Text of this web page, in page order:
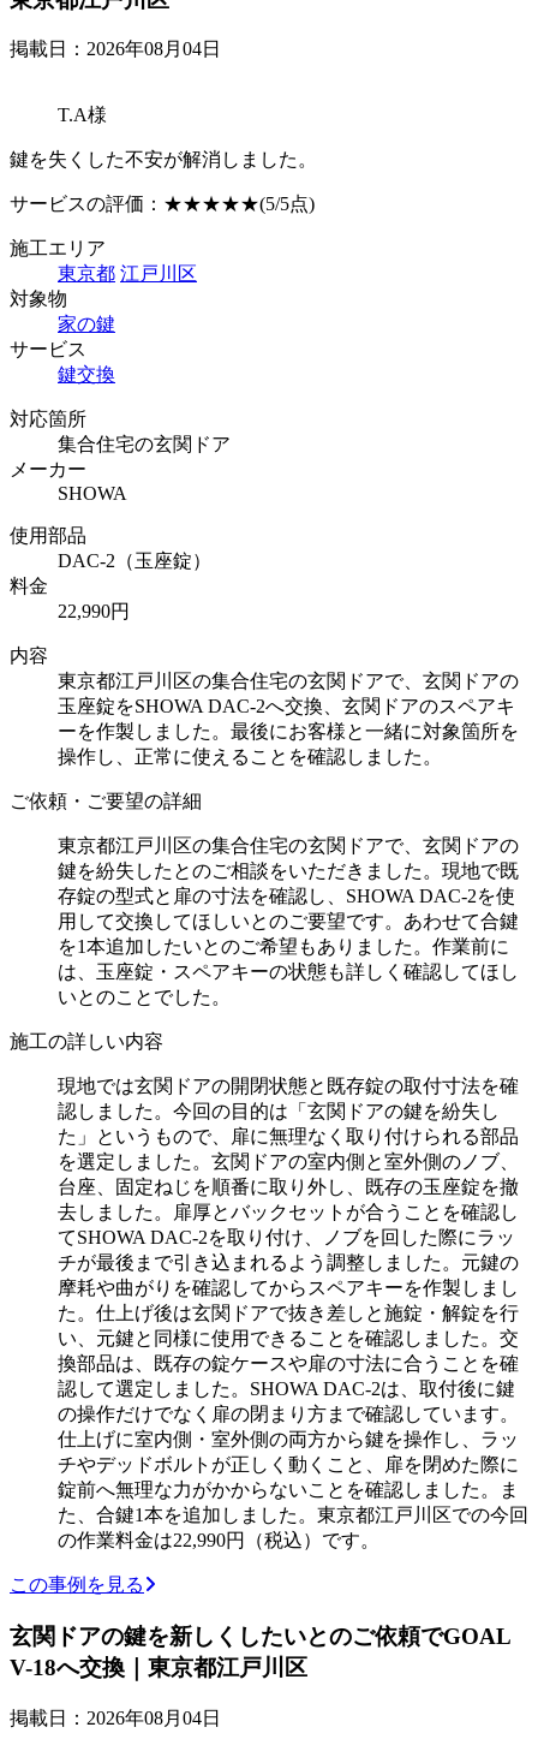
掲載日：2026年08月04日
T.A様
鍵を失くした不安が解消しました。
サービスの評価： ★★★★★(5/5点)
施工エリア
東京都 江戸川区
対象物
家の鍵
サービス
鍵交換
対応箇所
集合住宅の玄関ドア
メーカー
SHOWA
使用部品
DAC-2（玉座錠）
料金
22,990円
内容
東京都江戸川区の集合住宅の玄関ドアで、玄関ドアの
玉座錠をSHOWA DAC-2へ交換、玄関ドアのスペアキ
ーを作製しました。最後にお客様と一緒に対象箇所を
操作し、正常に使えることを確認しました。
ご依頼・ご要望の詳細
東京都江戸川区の集合住宅の玄関ドアで、玄関ドアの
鍵を紛失したとのご相談をいただきました。現地で既
存錠の型式と扉の寸法を確認し、SHOWA DAC-2を使
用して交換してほしいとのご要望です。あわせて合鍵
を1本追加したいとのご希望もありました。作業前に
は、玉座錠・スペアキーの状態も詳しく確認してほし
いとのことでした。
施工の詳しい内容
現地では玄関ドアの開閉状態と既存錠の取付寸法を確
認しました。今回の目的は「玄関ドアの鍵を紛失し
た」というもので、扉に無理なく取り付けられる部品
を選定しました。玄関ドアの室内側と室外側のノブ、
台座、固定ねじを順番に取り外し、既存の玉座錠を撤
去しました。扉厚とバックセットが合うことを確認し
てSHOWA DAC-2を取り付け、ノブを回した際にラッ
チが最後まで引き込まれるよう調整しました。元鍵の
摩耗や曲がりを確認してからスペアキーを作製しまし
た。仕上げ後は玄関ドアで抜き差しと施錠・解錠を行
い、元鍵と同様に使用できることを確認しました。交
換部品は、既存の錠ケースや扉の寸法に合うことを確
認して選定しました。SHOWA DAC-2は、取付後に鍵
の操作だけでなく扉の閉まり方まで確認しています。
仕上げに室内側・室外側の両方から鍵を操作し、ラッ
チやデッドボルトが正しく動くこと、扉を閉めた際に
錠前へ無理な力がかからないことを確認しました。ま
た、合鍵1本を追加しました。東京都江戸川区での今回
の作業料金は22,990円（税込）です。
この事例を見る
玄関ドアの鍵を新しくしたいとのご依頼でGOAL
V-18へ交換｜東京都江戸川区
掲載日：2026年08月04日